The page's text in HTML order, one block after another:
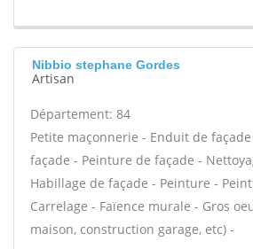
Nibbio stephane Gordes
Artisan
Département: 84
Petite maçonnerie - Enduit de
façade - Peinture de façade -
Habillage de façade - Peinture -
Carrelage - Faïence murale - Gros
maison, construction garage, etc) -